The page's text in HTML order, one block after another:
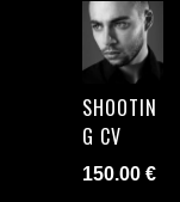
SHOOTIN
G CV
150.00 €